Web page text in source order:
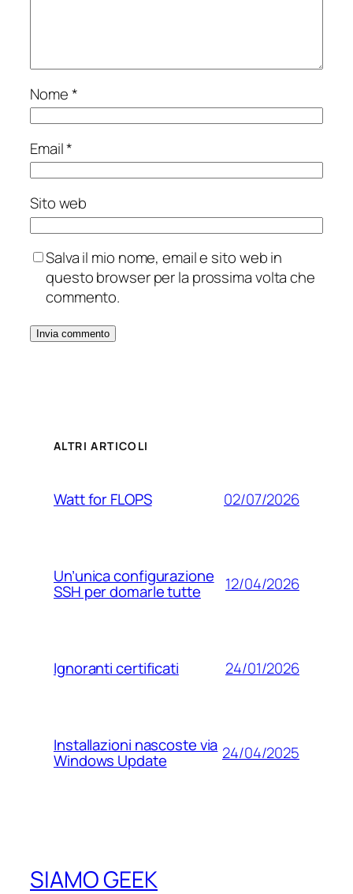
Nome*
Email*
Sito web
Salva il mio nome, email e sito web in
questo browser per la prossima volta che
commento.
ALTRI ARTICOLI
Watt for FLOPS 02/07/2026
Un’unica configurazione
SSH per domarle tutte 12/04/2026
Ignoranti certificati 24/01/2026
Installazioni nascoste via
Windows Update 24/04/2025
SIAMO GEEK